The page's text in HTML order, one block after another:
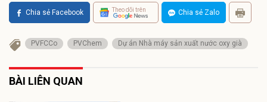
Chia sẻ Facebook Theo dõi trên Chia sẻ Zalo
PVFCCo PVChem Dự án Nhà máy sản xuất nước oxy già
BÀI LIÊN QUAN